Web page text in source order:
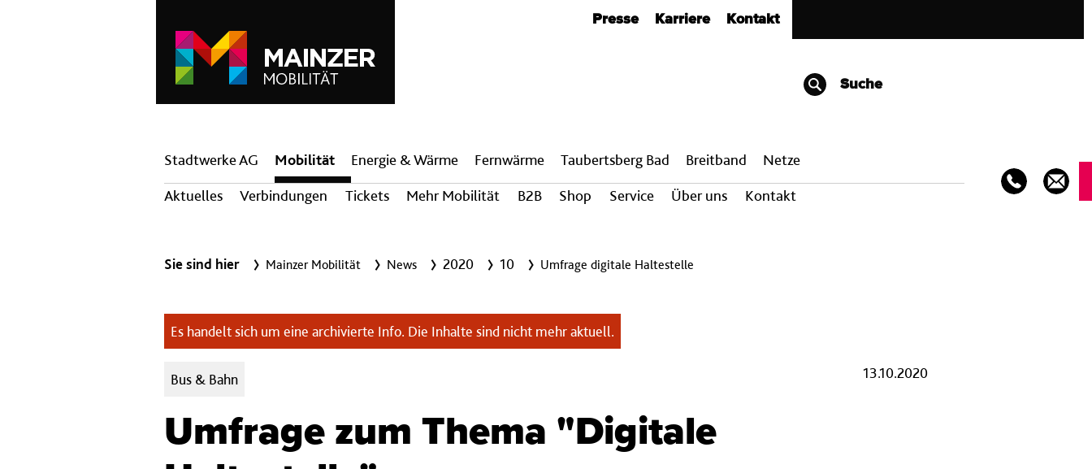
Presse Karriere Kontakt
Suche
Hauptnavigation
Stadtwerke AG
Mobilität
Aktuelles
Verbindungen Tickets Mehr Mobilität B2B Shop Service Über uns Kontakt
Energie & Wärme Fern­wärme Taubertsberg Bad Breit­band Netze
Sie sind hier Mainzer Mobilität News 2020 10 Umfrage digitale Haltestelle
Es handelt sich um eine archivierte Info. Die Inhalte sind nicht mehr aktuell.
Kategorien:
Bus & Bahn 13.10.2020
Umfrage zum Thema "Digitale